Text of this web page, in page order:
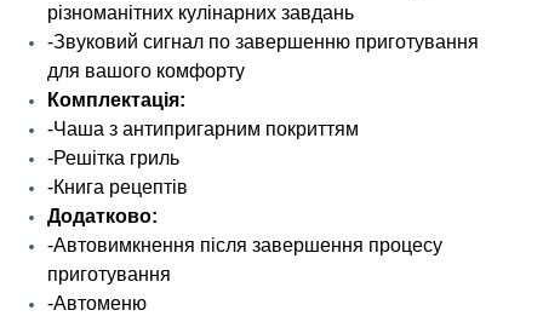
різноманітних кулінарних завдань
-Звуковий сигнал по завершенню приготування
для вашого комфорту
Комплектація:
-Чаша з антипригарним покриттям
-Решітка гриль
-Книга рецептів
Додатково:
-Автовимкнення після завершення процесу
приготування
-Автоменю